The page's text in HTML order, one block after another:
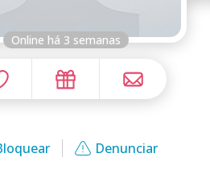
Online há 3 semanas
Denunciar